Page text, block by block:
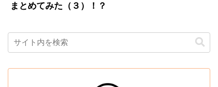
まとめてみた（３）！？